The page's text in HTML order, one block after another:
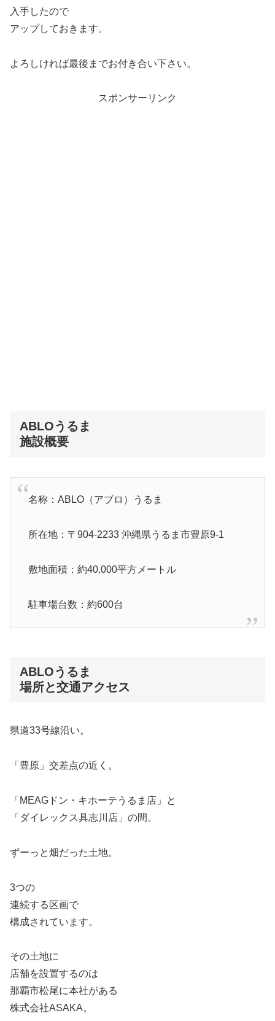
入手したので
アップしておきます。
よろしければ最後までお付き合い下さい。
スポンサーリンク
ABLOうるま
施設概要
名称：ABLO（アブロ）うるま
所在地：〒904-2233 沖縄県うるま市豊原9-1
敷地面積：約40,000平方メートル
駐車場台数：約600台
ABLOうるま
場所と交通アクセス
県道33号線沿い。
「豊原」交差点の近く。
「MEAGドン・キホーテうるま店」と
「ダイレックス具志川店」の間。
ずーっと畑だった土地。
3つの
連続する区画で
構成されています。
その土地に
店舗を設置するのは
那覇市松尾に本社がある
株式会社ASAKA。